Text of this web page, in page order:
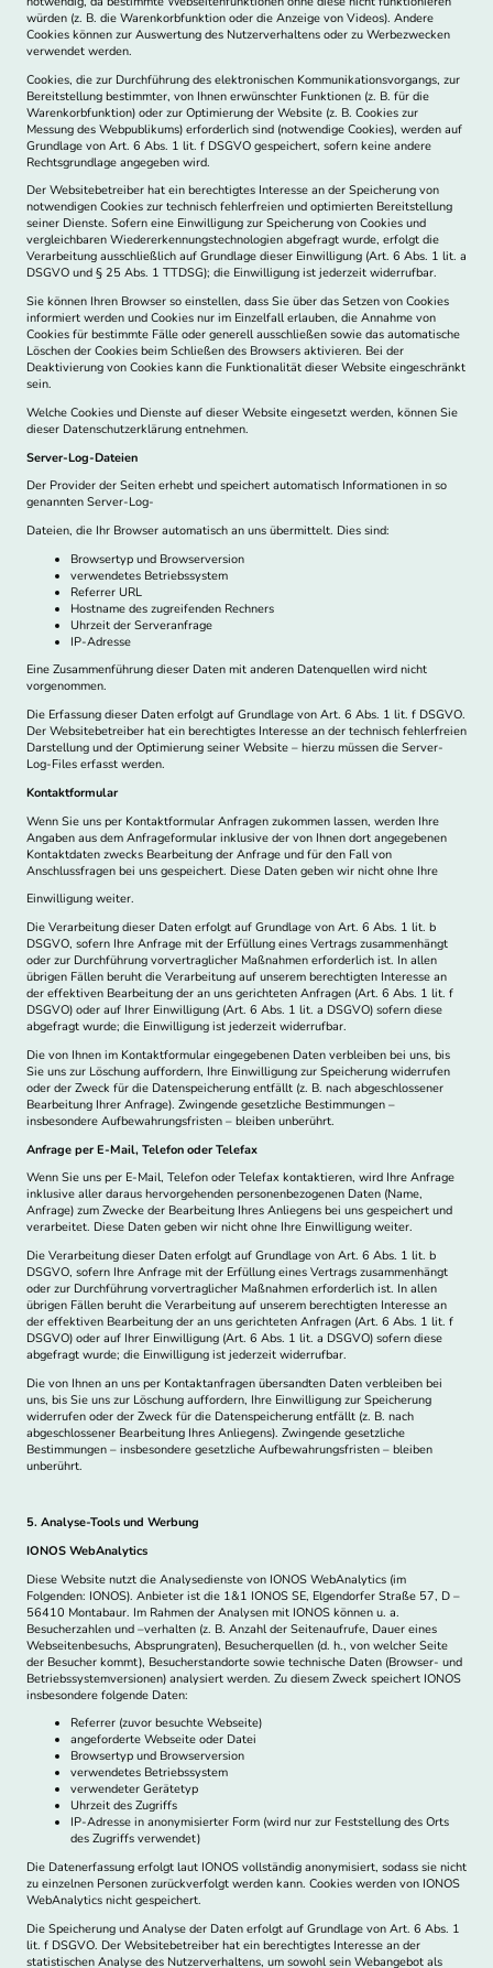
würden (z. B. die Warenkorbfunktion oder die Anzeige von Videos). Andere
Cookies können zur Auswertung des Nutzerverhaltens oder zu Werbezwecken
verwendet werden.
Cookies, die zur Durchführung des elektronischen Kommunikationsvorgangs, zur
Bereitstellung bestimmter, von Ihnen erwünschter Funktionen (z. B. für die
Warenkorbfunktion) oder zur Optimierung der Website (z. B. Cookies zur
Messung des Webpublikums) erforderlich sind (notwendige Cookies), werden auf
Grundlage von Art. 6 Abs. 1 lit. f DSGVO gespeichert, sofern keine andere
Rechtsgrundlage angegeben wird.
Der Websitebetreiber hat ein berechtigtes Interesse an der Speicherung von
notwendigen Cookies zur technisch fehlerfreien und optimierten Bereitstellung
seiner Dienste. Sofern eine Einwilligung zur Speicherung von Cookies und
vergleichbaren Wiedererkennungstechnologien abgefragt wurde, erfolgt die
Verarbeitung ausschließlich auf Grundlage dieser Einwilligung (Art. 6 Abs. 1 lit. a
DSGVO und § 25 Abs. 1 TTDSG); die Einwilligung ist jederzeit widerrufbar.
Sie können Ihren Browser so einstellen, dass Sie über das Setzen von Cookies
informiert werden und Cookies nur im Einzelfall erlauben, die Annahme von
Cookies für bestimmte Fälle oder generell ausschließen sowie das automatische
Löschen der Cookies beim Schließen des Browsers aktivieren. Bei der
Deaktivierung von Cookies kann die Funktionalität dieser Website eingeschränkt
sein.
Welche Cookies und Dienste auf dieser Website eingesetzt werden, können Sie
dieser Datenschutzerklärung entnehmen.
Server-Log-Dateien
Der Provider der Seiten erhebt und speichert automatisch Informationen in so
genannten Server-Log-
Dateien, die Ihr Browser automatisch an uns übermittelt. Dies sind:
Browsertyp und Browserversion
verwendetes Betriebssystem
Referrer URL
Hostname des zugreifenden Rechners
Uhrzeit der Serveranfrage
IP-Adresse
Eine Zusammenführung dieser Daten mit anderen Datenquellen wird nicht
vorgenommen.
Die Erfassung dieser Daten erfolgt auf Grundlage von Art. 6 Abs. 1 lit. f DSGVO.
Der Websitebetreiber hat ein berechtigtes Interesse an der technisch fehlerfreien
Darstellung und der Optimierung seiner Website – hierzu müssen die Server-
Log-Files erfasst werden.
Kontaktformular
Wenn Sie uns per Kontaktformular Anfragen zukommen lassen, werden Ihre
Angaben aus dem Anfrageformular inklusive der von Ihnen dort angegebenen
Kontaktdaten zwecks Bearbeitung der Anfrage und für den Fall von
Anschlussfragen bei uns gespeichert. Diese Daten geben wir nicht ohne Ihre
Einwilligung weiter.
Die Verarbeitung dieser Daten erfolgt auf Grundlage von Art. 6 Abs. 1 lit. b
DSGVO, sofern Ihre Anfrage mit der Erfüllung eines Vertrags zusammenhängt
oder zur Durchführung vorvertraglicher Maßnahmen erforderlich ist. In allen
übrigen Fällen beruht die Verarbeitung auf unserem berechtigten Interesse an
der effektiven Bearbeitung der an uns gerichteten Anfragen (Art. 6 Abs. 1 lit. f
DSGVO) oder auf Ihrer Einwilligung (Art. 6 Abs. 1 lit. a DSGVO) sofern diese
abgefragt wurde; die Einwilligung ist jederzeit widerrufbar.
Die von Ihnen im Kontaktformular eingegebenen Daten verbleiben bei uns, bis
Sie uns zur Löschung auffordern, Ihre Einwilligung zur Speicherung widerrufen
oder der Zweck für die Datenspeicherung entfällt (z. B. nach abgeschlossener
Bearbeitung Ihrer Anfrage). Zwingende gesetzliche Bestimmungen –
insbesondere Aufbewahrungsfristen – bleiben unberührt.
Anfrage per E-Mail, Telefon oder Telefax
Wenn Sie uns per E-Mail, Telefon oder Telefax kontaktieren, wird Ihre Anfrage
inklusive aller daraus hervorgehenden personenbezogenen Daten (Name,
Anfrage) zum Zwecke der Bearbeitung Ihres Anliegens bei uns gespeichert und
verarbeitet. Diese Daten geben wir nicht ohne Ihre Einwilligung weiter.
Die Verarbeitung dieser Daten erfolgt auf Grundlage von Art. 6 Abs. 1 lit. b
DSGVO, sofern Ihre Anfrage mit der Erfüllung eines Vertrags zusammenhängt
oder zur Durchführung vorvertraglicher Maßnahmen erforderlich ist. In allen
übrigen Fällen beruht die Verarbeitung auf unserem berechtigten Interesse an
der effektiven Bearbeitung der an uns gerichteten Anfragen (Art. 6 Abs. 1 lit. f
DSGVO) oder auf Ihrer Einwilligung (Art. 6 Abs. 1 lit. a DSGVO) sofern diese
abgefragt wurde; die Einwilligung ist jederzeit widerrufbar.
Die von Ihnen an uns per Kontaktanfragen übersandten Daten verbleiben bei
uns, bis Sie uns zur Löschung auffordern, Ihre Einwilligung zur Speicherung
widerrufen oder der Zweck für die Datenspeicherung entfällt (z. B. nach
abgeschlossener Bearbeitung Ihres Anliegens). Zwingende gesetzliche
Bestimmungen – insbesondere gesetzliche Aufbewahrungsfristen – bleiben
unberührt.
5. Analyse-Tools und Werbung
IONOS WebAnalytics
Diese Website nutzt die Analysedienste von IONOS WebAnalytics (im
Folgenden: IONOS). Anbieter ist die 1&1 IONOS SE, Elgendorfer Straße 57, D –
56410 Montabaur. Im Rahmen der Analysen mit IONOS können u. a.
Besucherzahlen und –verhalten (z. B. Anzahl der Seitenaufrufe, Dauer eines
Webseitenbesuchs, Absprungraten), Besucherquellen (d. h., von welcher Seite
der Besucher kommt), Besucherstandorte sowie technische Daten (Browser- und
Betriebssystemversionen) analysiert werden. Zu diesem Zweck speichert IONOS
insbesondere folgende Daten:
Referrer (zuvor besuchte Webseite)
angeforderte Webseite oder Datei
Browsertyp und Browserversion
verwendetes Betriebssystem
verwendeter Gerätetyp
Uhrzeit des Zugriffs
IP-Adresse in anonymisierter Form (wird nur zur Feststellung des Orts
des Zugriffs verwendet)
Die Datenerfassung erfolgt laut IONOS vollständig anonymisiert, sodass sie nicht
zu einzelnen Personen zurückverfolgt werden kann. Cookies werden von IONOS
WebAnalytics nicht gespeichert.
Die Speicherung und Analyse der Daten erfolgt auf Grundlage von Art. 6 Abs. 1
lit. f DSGVO. Der Websitebetreiber hat ein berechtigtes Interesse an der
statistischen Analyse des Nutzerverhaltens, um sowohl sein Webangebot als